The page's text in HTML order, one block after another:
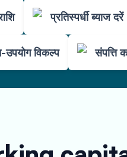
प्रतिस्पर्धी ब्याज दरें
उपयोग विकल्प संपत्ति